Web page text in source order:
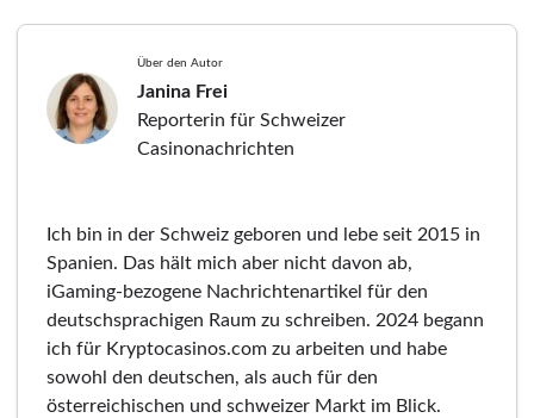
Über den Autor
Janina Frei
Reporterin für Schweizer
Casinonachrichten
Ich bin in der Schweiz geboren und lebe seit 2015 in
Spanien. Das hält mich aber nicht davon ab,
iGaming-bezogene Nachrichtenartikel für den
deutschsprachigen Raum zu schreiben. 2024 begann
ich für Kryptocasinos.com zu arbeiten und habe
sowohl den deutschen, als auch für den
österreichischen und schweizer Markt im Blick.